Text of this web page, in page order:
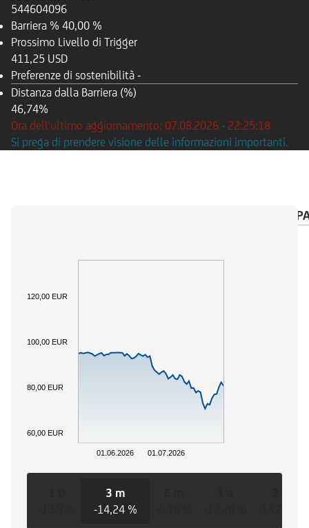
544604096
Barriera % 40,00 %
Prossimo Livello di Trigger
411,25 USD
Preferenze di sostenibilità -
Distanza dalla Barriera (%)
46,74%
Ora dell'ultimo aggiornamento: 07.08.2026 - 22:25:18
Si prega di prendere visione delle informazioni importanti.
CALENDARIO
01.07.2026
01.06.2026
60,00 EUR
80,00 EUR
100,00 EUR
120,00 EUR
3 m
-14,24 %